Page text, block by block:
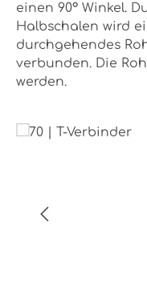
einen 90° Winkel.
Halbschalen wird
durchgehendes
verbunden. Die
werden.
Bildergalerie